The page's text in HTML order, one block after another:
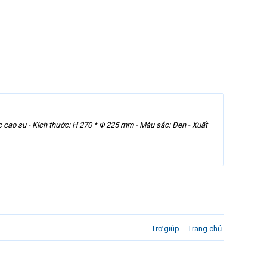
cao su - Kích thước: H 270 * Φ 225 mm - Màu sắc: Đen - Xuất
Trợ giúp Trang chủ